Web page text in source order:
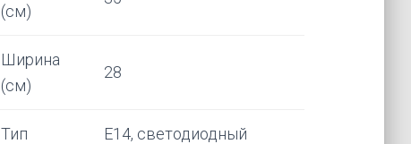
(см)
Ширина
(см)
28
Тип
Е14, светодиодный